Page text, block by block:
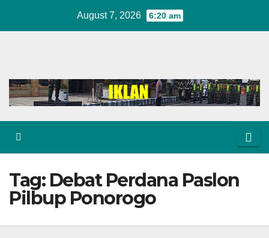
August 7, 2026 6:20 am
Tag: Debat Perdana Paslon
Pilbup Ponorogo